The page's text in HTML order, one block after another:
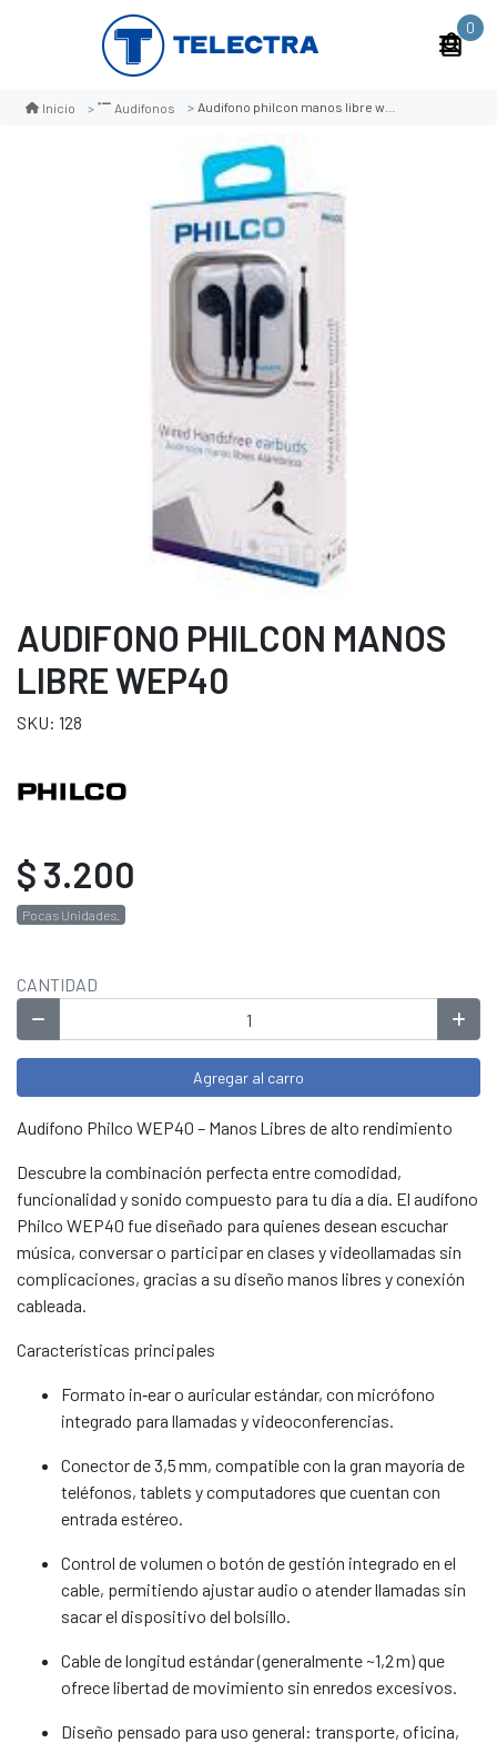
0
Inicio Audifonos Audifono philcon manos libre wep40
AUDIFONO PHILCON MANOS
LIBRE WEP40
SKU: 128
$ 3.200
Pocas Unidades.
CANTIDAD
Agregar al carro
Audífono Philco WEP40 – Manos Libres de alto rendimiento
Descubre la combinación perfecta entre comodidad,
funcionalidad y sonido compuesto para tu día a día. El audífono
Philco WEP40 fue diseñado para quienes desean escuchar
música, conversar o participar en clases y videollamadas sin
complicaciones, gracias a su diseño manos libres y conexión
cableada.
Características principales
Formato in‑ear o auricular estándar, con micrófono
integrado para llamadas y videoconferencias.
Conector de 3,5 mm, compatible con la gran mayoría de
teléfonos, tablets y computadores que cuentan con
entrada estéreo.
Control de volumen o botón de gestión integrado en el
cable, permitiendo ajustar audio o atender llamadas sin
sacar el dispositivo del bolsillo.
Cable de longitud estándar (generalmente ~1,2 m) que
ofrece libertad de movimiento sin enredos excesivos.
Diseño pensado para uso general: transporte, oficina,